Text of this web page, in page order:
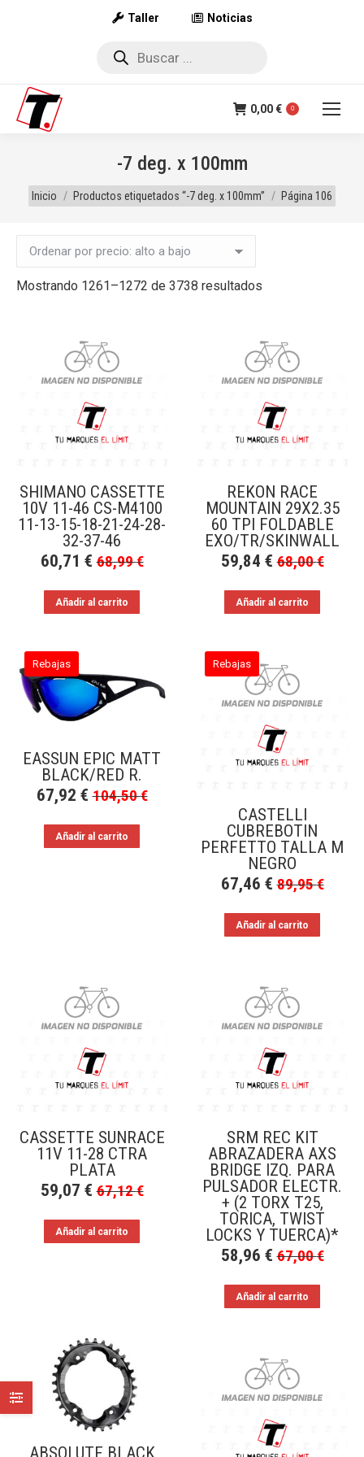
Taller Noticias
Búsqueda
0,00€ 0
-7 deg. x 100mm
Estás aquí:
Inicio Productos etiquetados “-7 deg. x 100mm” Página 106
Mostrando 1261–1272 de 3738 resultados
alto
a
bajo
SHIMANO CASSETTE
10V 11-46 CS-M4100
11-13-15-18-21-24-28-
32-37-46
60,71 € 68,99€
Añadir al carrito
REKON RACE
MOUNTAIN 29X2.35
60 TPI FOLDABLE
EXO/TR/SKINWALL
59,84 € 68,00€
Añadir al carrito
Rebajas
EASSUN EPIC MATT
BLACK/RED R.
67,92 € 104,50€
Añadir al carrito
Rebajas
CASTELLI
CUBREBOTIN
PERFETTO TALLA M
NEGRO
67,46 € 89,95€
Añadir al carrito
CASSETTE SUNRACE
11V 11-28 CTRA
PLATA
59,07 € 67,12€
Añadir al carrito
SRM REC KIT
ABRAZADERA AXS
BRIDGE IZQ. PARA
PULSADOR ELECTR.
+ (2 TORX T25,
TORICA, TWIST
LOCKS Y TUERCA)*
58,96 € 67,00€
Añadir al carrito
ABSOLUTE BLACK